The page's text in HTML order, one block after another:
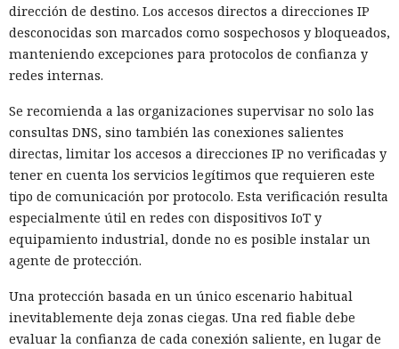
10:35 / 06.08.2026
Las pérdidas financieras crecen más rápido que la
capacidad de las fuerzas del orden
dirección de destino. Los accesos directos a direcciones IP
desconocidas son marcados como sospechosos y bloqueados,
manteniendo excepciones para protocolos de confianza y
redes internas.
Se recomienda a las organizaciones supervisar no solo las
consultas DNS, sino también las conexiones salientes
directas, limitar los accesos a direcciones IP no verificadas y
tener en cuenta los servicios legítimos que requieren este
tipo de comunicación por protocolo. Esta verificación resulta
especialmente útil en redes con dispositivos IoT y
equipamiento industrial, donde no es posible instalar un
agente de protección.
Una protección basada en un único escenario habitual
inevitablemente deja zonas ciegas. Una red fiable debe
evaluar la confianza de cada conexión saliente, en lugar de